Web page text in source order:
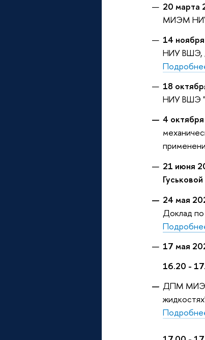
20 марта
МИЭМ НИУ
14
НИУ ВШЭ,
18
НИУ ВШЭ
4
21 июня
24 мая
Доклад
17 мая
16.20 -
ДПМ МИЭМ